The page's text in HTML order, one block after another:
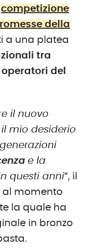
competizione
della
a una platea
tra
del
il nuovo
il mio desiderio
e la
questi anni”, il
al momento
la quale ha
in bronzo